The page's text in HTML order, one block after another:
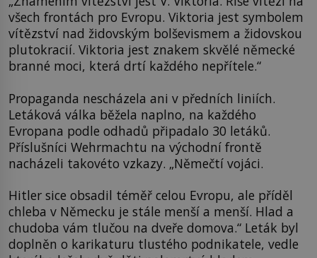
všech frontách pro Evropu. Viktoria jest symbolem
vítězství nad židovským bolševismem a židovskou
plutokracií. Viktoria jest znakem skvělé německé
branné moci, která drtí každého nepřítele.“
Propaganda nescházela ani v předních liniích.
Letáková válka běžela naplno, na každého
Evropana podle odhadů připadalo 30 letáků.
Příslušníci Wehrmachtu na východní frontě
nacházeli takovéto vzkazy. „Němečtí vojáci.
Hitler sice obsadil téměř celou Evropu, ale příděl
chleba v Německu je stále menší a menší. Hlad a
chudoba vám tlučou na dveře domova.“ Leták byl
doplněn o karikaturu tlustého podnikatele, vedle